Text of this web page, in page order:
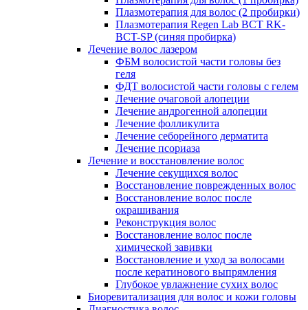
Плазмотерапия для волос (2 пробирки)
Плазмотерапия Regen Lab BCT RK-
BCT-SP (синяя пробирка)
Лечение волос лазером
ФБМ волосистой части головы без
геля
ФДТ волосистой части головы с гелем
Лечение очаговой алопеции
Лечение андрогенной алопеции
Лечение фолликулита
Лечение себорейного дерматита
Лечение псориаза
Лечение и восстановление волос
Лечение секущихся волос
Восстановление поврежденных волос
Восстановление волос после
окрашивания
Реконструкция волос
Восстановление волос после
химической завивки
Восстановление и уход за волосами
после кератинового выпрямления
Глубокое увлажнение сухих волос
Биоревитализация для волос и кожи головы